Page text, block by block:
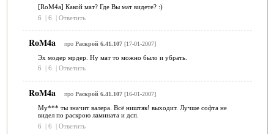
[RoM4a] Какой мат? Где Вы мат видете? :)
6
| 6 | Ответить
RoM4a про Раскрой 6.41.107[17-01-2007]
Эх модер мрдер. Ну мат то можно было и убрать.
6
| 6 | Ответить
RoM4a про Раскрой 6.41.107[16-01-2007]
Му*** ты значит валера. Всё ништяк! выходит. Лучше софта не
видел по раскрою ламината и дсп.
6
| 6 | Ответить